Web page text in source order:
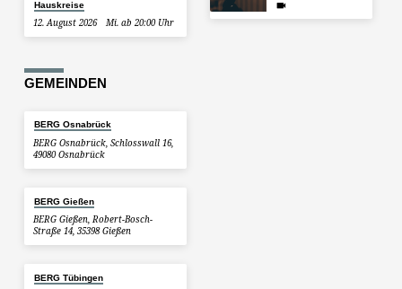
Hauskreise
12. August 2026 Mi. ab 20:00 Uhr
GEMEINDEN
BERG Osnabrück
BERG Osnabrück, Schlosswall 16,
49080 Osnabrück
BERG Gießen
BERG Gießen, Robert-Bosch-
Straße 14, 35398 Gießen
BERG Tübingen